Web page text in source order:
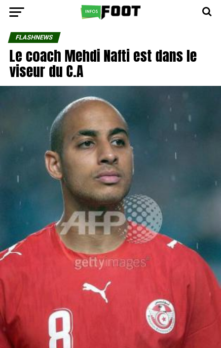
FLASHNEWS
Le coach Mehdi Nafti est dans le
viseur du C.A